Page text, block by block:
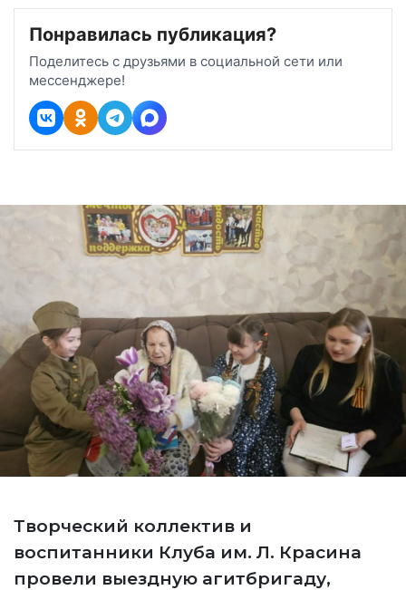
Понравилась публикация?
Поделитесь с друзьями в социальной сети или
мессенджере!
Творческий коллектив и
воспитанники Клуба им. Л. Красина
провели выездную агитбригаду,